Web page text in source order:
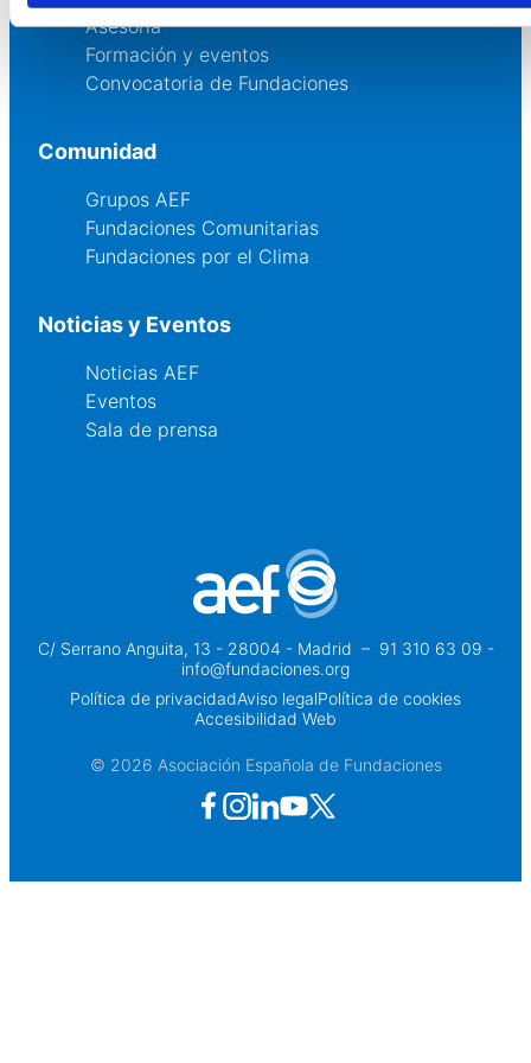
Asesoría
Formación y eventos
Convocatoria de Fundaciones
Comunidad
Grupos AEF
Fundaciones Comunitarias
Fundaciones por el Clima
Noticias y Eventos
Noticias AEF
Eventos
Sala de prensa
C/ Serrano Anguita, 13 - 28004 - Madrid – 91 310 63 09 -
info@fundaciones.org
Política de privacidadAviso legalPolítica de cookies
Accesibilidad Web
© 2026 Asociación Española de Fundaciones